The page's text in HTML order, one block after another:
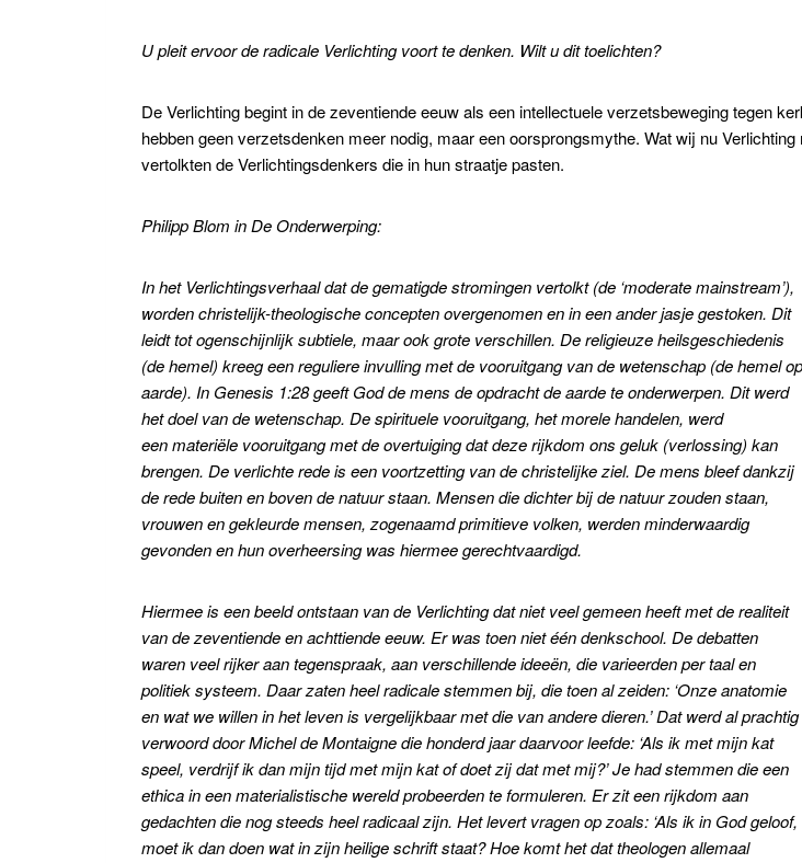
U pleit ervoor de radicale Verlichtingvoort te denken. Wilt u dit toelichten?
De Verlichting begint in de zeventiende eeuw als een intellectuele verzetsbeweging tegen
hebben geen verzetsdenken meer nodig, maar een oorsprongsmythe. Wat wij nu
vertolkten de Verlichtingsdenkers die in hun straatje pasten.
Philipp Blom in De Onderwerping:
In het Verlichtingsverhaal dat de gematigde stromingen vertolkt (de ‘moderate mainstream’),
worden christelijk-theologische concepten overgenomen en in een ander jasje gestoken. Dit
leidt tot ogenschijnlijk subtiele, maar ook grote verschillen. De religieuze heilsgeschiedenis
(de hemel) kreeg een reguliere invulling met de vooruitgang van de wetenschap (de hemel op
aarde). In Genesis 1:28 geeft God de mens de opdracht de aarde te onderwerpen. Dit werd
het doel van de wetenschap. De spirituele vooruitgang, het morele handelen, werd
een materiële vooruitgang met de overtuiging dat deze rijkdom ons geluk (verlossing) kan
brengen. De verlichte rede is een voortzetting van de christelijke ziel. De mens bleef dankzij
de rede buiten en boven de natuur staan. Mensen die dichter bij de natuur zouden staan,
vrouwen en gekleurde mensen, zogenaamd primitieve volken, werden minderwaardig
gevonden en hun overheersing was hiermee gerechtvaardigd.
Hiermee is een beeld ontstaan van de Verlichting dat niet veel gemeen heeft met de realiteit
van de zeventiende en achttiende eeuw. Er was toen niet één denkschool. De debatten
waren veel rijker aan tegenspraak, aan verschillende ideeën, die varieerden per taal en
politiek systeem. Daar zaten heel radicale stemmen bij, die toen al zeiden: ‘Onze anatomie
en wat we willen in het leven is vergelijkbaar met die van andere dieren.’ Dat werd al prachtig
verwoord door Michel de Montaigne die honderd jaar daarvoor leefde: ‘Als ik met mijn kat
speel, verdrijf ik dan mijn tijd met mijn kat of doet zij dat met mij?’ Je had stemmen die een
ethica in een materialistische wereld probeerden te formuleren. Er zit een rijkdom aan
gedachten die nog steeds heel radicaal zijn. Het levert vragen op zoals: ‘Als ik in God geloof,
moet ik dan doen wat in zijn heilige schrift staat? Hoe komt het dat theologen allemaal